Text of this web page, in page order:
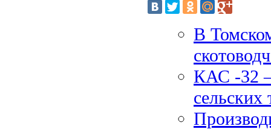
В
КАС -32 –
сельских